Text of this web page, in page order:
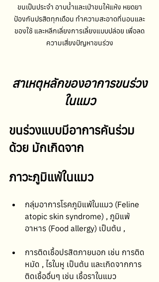
ขนเป็นประจำ อาบน้ำและเป่าขนให้แห้ง หยดยา
ป้องกันปรสิตทุกเดือน ทำความสะอาดที่นอนและ
ของใช้ และหลีกเลี่ยงการเลี้ยงแบบปล่อย เพื่อลด
ความเสี่ยงปัญหาขนร่วง
สาเหตุหลักของอาการขนร่วง
ในแมว
ขนร่วงแบบมีอาการคันร่วม
ด้วย มักเกิดจาก
ภาวะภูมิแพ้ในแมว
กลุ่มอาการโรคภูมิแพ้ในแมว (Feline
atopic skin syndrome) , ภูมิแพ้
อาหาร (Food allergy) เป็นต้น ,
การติดเชื้อปรสิตภายนอก เช่น การติด
หมัด , ไรในหู เป็นต้น และเกิดจากการ
ติดเชื้ออื่นๆ เช่น เชื้อราในแมว